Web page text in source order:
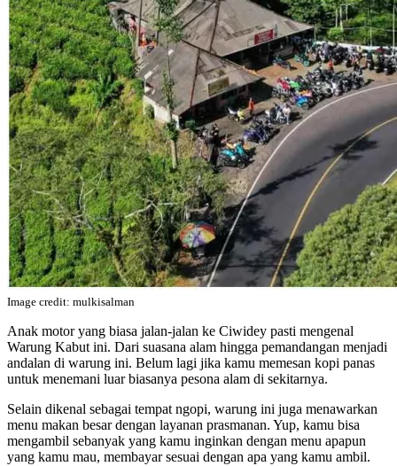
Image credit: mulkisalman
Anak motor yang biasa jalan-jalan ke Ciwidey pasti mengenal
Warung Kabut ini. Dari suasana alam hingga pemandangan menjadi
andalan di warung ini. Belum lagi jika kamu memesan kopi panas
untuk menemani luar biasanya pesona alam di sekitarnya.
Selain dikenal sebagai tempat ngopi, warung ini juga menawarkan
menu makan besar dengan layanan prasmanan. Yup, kamu bisa
mengambil sebanyak yang kamu inginkan dengan menu apapun
yang kamu mau, membayar sesuai dengan apa yang kamu ambil.